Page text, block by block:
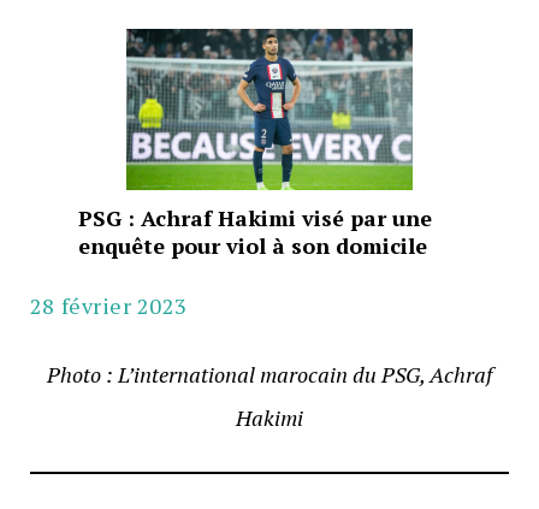
PSG : Achraf Hakimi visé par une
enquête pour viol à son domicile
28 février 2023
Photo : L’international marocain du PSG, Achraf
Hakimi